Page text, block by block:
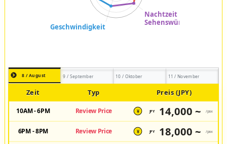
8 / August 9 / September 10 / Oktober 11 / November
Zeit Typ Preis (JPY)
10AM - 6PM Review Price ¥ JPY 14,000 ~ /pax
6PM - 8PM Review Price ¥ JPY 18,000 ~ /pax